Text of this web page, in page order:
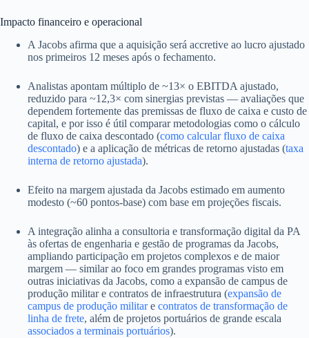
Impacto financeiro e operacional
A Jacobs afirma que a aquisição será accretive ao lucro ajustado
nos primeiros 12 meses após o fechamento.
Analistas apontam múltiplo de ~13× o EBITDA ajustado,
reduzido para ~12,3× com sinergias previstas — avaliações que
dependem fortemente das premissas de fluxo de caixa e custo de
capital, e por isso é útil comparar metodologias como o cálculo
de fluxo de caixa descontado (como calcular fluxo de caixa
descontado) e a aplicação de métricas de retorno ajustadas (taxa
interna de retorno ajustada).
Efeito na margem ajustada da Jacobs estimado em aumento
modesto (~60 pontos-base) com base em projeções fiscais.
A integração alinha a consultoria e transformação digital da PA
às ofertas de engenharia e gestão de programas da Jacobs,
ampliando participação em projetos complexos e de maior
margem — similar ao foco em grandes programas visto em
outras iniciativas da Jacobs, como a expansão de campus de
produção militar e contratos de infraestrutura (expansão de
campus de produção militare contratos de transformação de
linha de frete, além de projetos portuários de grande escala
associados a terminais portuários).